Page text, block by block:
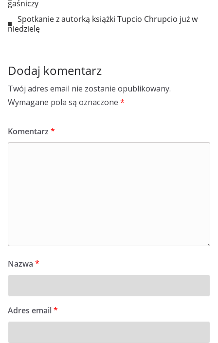
gaśniczy
Spotkanie z autorką książki Tupcio Chrupcio już w
niedzielę
Dodaj komentarz
Twój adres email nie zostanie opublikowany.
Wymagane pola są oznaczone *
Komentarz *
Nazwa *
Adres email*